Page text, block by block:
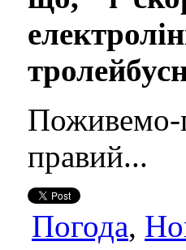
правий...
Погода,